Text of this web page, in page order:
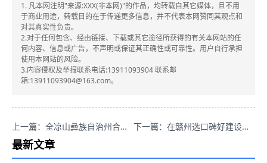
1. 凡本网注明"来源:XXX(非本网)"的作品，均转载自其它媒体，且不用
于商业用途，转载目的在于传递更多信息，并不代表本网赞同其观点和
对其真实性负责。
2.对于任何包含、经由链接、下载或其它途径所获得的有关本网站的任
何内容、信息或广告，不声明或保证其正确性或可靠性。用户自行承担
使用本网站的风险。
3.内容侵权及举报联系电话:13911093904 联系邮
箱:13911093904@163.com。
上一篇：全凉山彝族自治州合同纠纷律师，林国庆专业可信口碑好靠谱推荐！ 下一篇：在赣州选口碑好建设工程合同律师，赖华明专业可信值得考虑！
最新文章